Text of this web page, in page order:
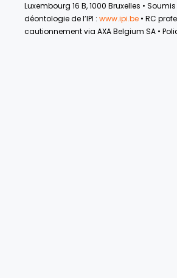
Luxembourg 16 B, 1000 Bruxelles •
déontologie de l’IPI : www.ipi.be • RC
cautionnement via AXA Belgium SA •